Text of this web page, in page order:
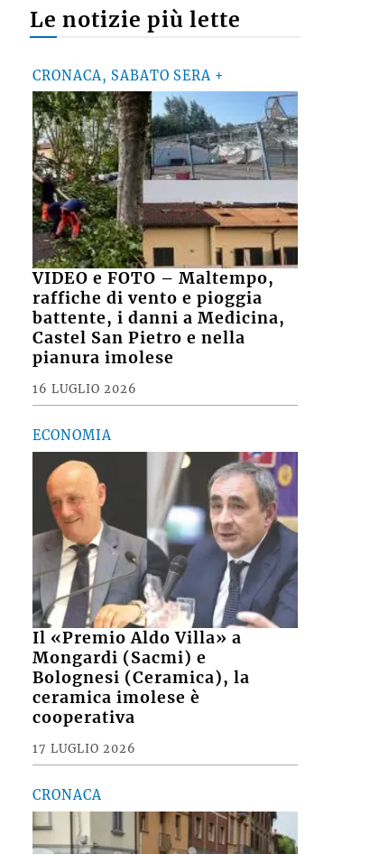
Le notizie più lette
CRONACA, SABATO SERA +
VIDEO e FOTO – Maltempo,
raffiche di vento e pioggia
battente, i danni a Medicina,
Castel San Pietro e nella
pianura imolese
16 LUGLIO 2026
ECONOMIA
Il «Premio Aldo Villa» a
Mongardi (Sacmi) e
Bolognesi (Ceramica), la
ceramica imolese è
cooperativa
17 LUGLIO 2026
CRONACA